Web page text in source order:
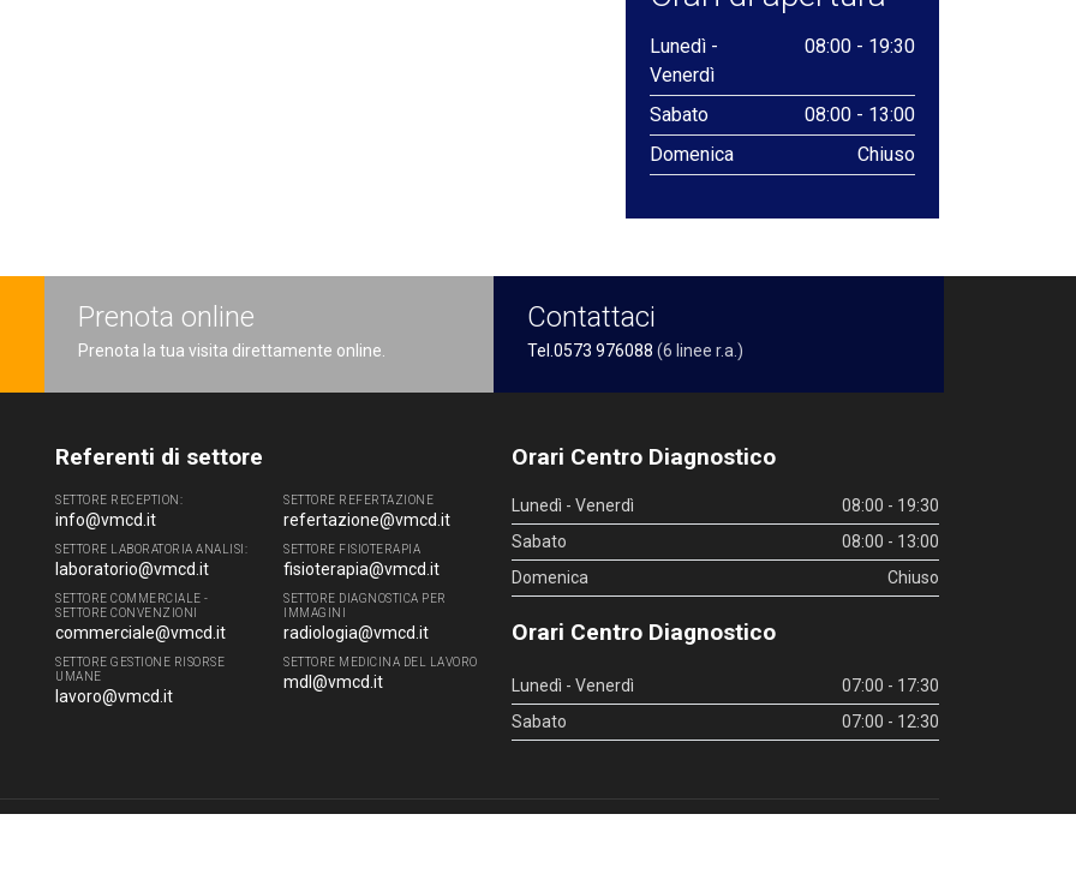
Lunedì -
Venerdì
08:00 - 19:30
Sabato
08:00 - 13:00
Domenica
Chiuso
Prenota online
Prenota la tua visita direttamente online.
Contattaci
Tel.0573 976088 (6 linee r.a.)
Referenti di settore
SETTORE RECEPTION:
info@vmcd.it
SETTORE LABORATORIA ANALISI:
laboratorio@vmcd.it
SETTORE COMMERCIALE -
SETTORE CONVENZIONI
commerciale@vmcd.it
SETTORE GESTIONE RISORSE
UMANE
lavoro@vmcd.it
SETTORE REFERTAZIONE
refertazione@vmcd.it
SETTORE FISIOTERAPIA
fisioterapia@vmcd.it
SETTORE DIAGNOSTICA PER
IMMAGINI
radiologia@vmcd.it
SETTORE MEDICINA DEL LAVORO
mdl@vmcd.it
Orari Centro Diagnostico
Lunedì - Venerdì
08:00 - 19:30
Sabato
08:00 - 13:00
Domenica
Chiuso
Orari Centro Diagnostico
Lunedì - Venerdì
07:00 - 17:30
Sabato
07:00 - 12:30